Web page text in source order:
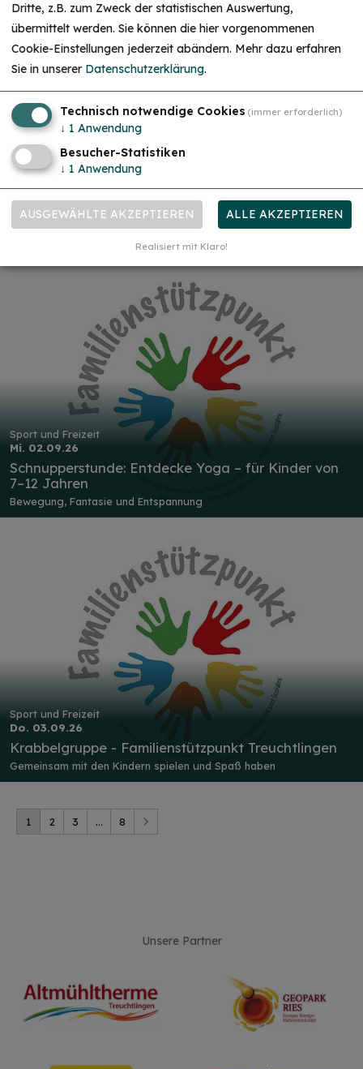
Sport und Freizeit
Schnupperstunde: Spielerisches Kinder-Yoga – für
Kinder von 3–6 Jahren
Sport und Freizeit
Mi. 02.09.26
Schnupperstunde: Entdecke Yoga – für Kinder von
7–12 Jahren
Bewegung, Fantasie und Entspannung
Sport und Freizeit
Do. 03.09.26
Krabbelgruppe - Familienstützpunkt Treuchtlingen
Gemeinsam mit den Kindern spielen und Spaß haben
1 2 3 ... 8
Unsere Partner
Dritte, z.B. zum Zweck der statistischen Auswertung,
übermittelt werden. Sie können die hier vorgenommenen
Cookie-Einstellungen jederzeit abändern. Mehr dazu erfahren
Sie in unserer Datenschutzerklärung.
Technisch notwendige Cookies (immer erforderlich)
↓ 1 Anwendung
Besucher-Statistiken
↓ 1 Anwendung
AUSGEWÄHLTE AKZEPTIEREN ALLE AKZEPTIEREN
Realisiert mit Klaro!